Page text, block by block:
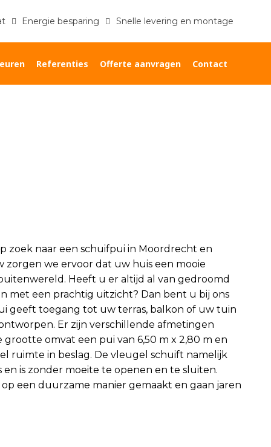
Energie besparing Snelle levering en montage
Referenties Offerte aanvragen Contact
zoek naar een schuifpui in Moordrecht en
zorgen we ervoor dat uw huis een mooie
Heeft u er altijd al van gedroomd
met een prachtig uitzicht? Dan bent u bij ons
geeft toegang tot uw terras, balkon of uw tuin
Er zijn verschillende afmetingen
grootte omvat een pui van 6,50 m x 2,80 m en
ruimte in beslag. De vleugel schuift namelijk
en is zonder moeite te openen en te sluiten.
een duurzame manier gemaakt en gaan jaren